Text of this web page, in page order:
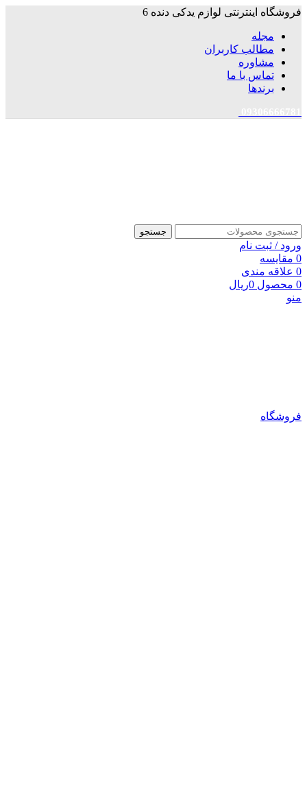
فروشگاه اینترنتی لوازم یدکی دنده 6
مجله
مطالب کاربران
مشاوره
تماس با ما
برندها
جستجو
ورود / ثبت نام
0 مقایسه
0 علاقه مندی
0 محصول 0ریال
منو
فروشگاه